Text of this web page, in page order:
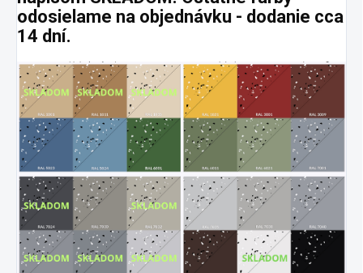
odosielame na objednávku - dodanie cca
14 dní.